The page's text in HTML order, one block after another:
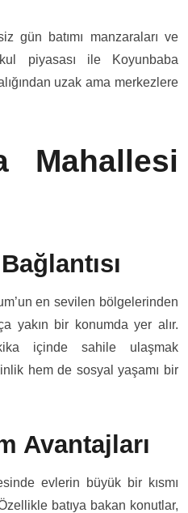
gün batımı manzaraları ve
piyasası ile Koyunbaba
uzak ama merkezlere
Mahallesi
en sevilen bölgelerinden
yakın bir konumda yer alır.
içinde sahile ulaşmak
hem de sosyal yaşamı bir
Avantajları
evlerin büyük bir kısmı
batıya bakan konutlar,